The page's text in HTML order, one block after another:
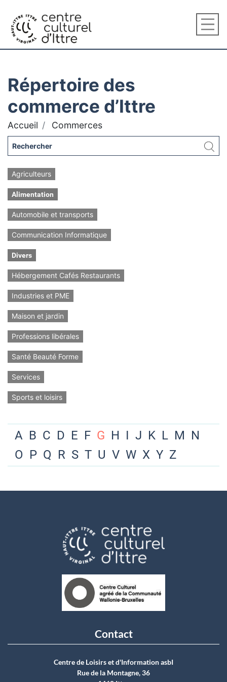
Répertoire des
commerce d’Ittre
Accueil Commerces
Agriculteurs
Alimentation
Automobile et transports
Communication Informatique
Divers
Hébergement Cafés Restaurants
Industries et PME
Maison et jardin
Professions libérales
Santé Beauté Forme
Services
Sports et loisirs
A B C D E F G H I J K L M N
O P Q R S T U V W X Y Z
Contact
Centre de Loisirs et d'Information asbI
Rue de la Montagne, 36